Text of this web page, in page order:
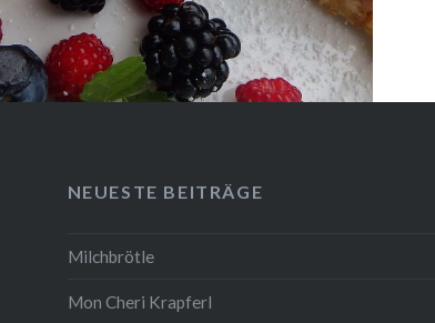
NEUESTE BEITRÄGE
Milchbrötle
Mon Cheri Krapferl